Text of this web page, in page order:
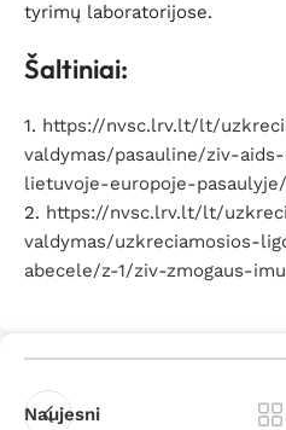
tyrimų laboratorijose.
Šaltiniai:
1. https://nvsc.lrv.lt/lt/
valdymas/pasauline/ziv-
lietuvoje-europoje-pasaulyje/
2. https://nvsc.lrv.lt/lt/
valdymas/uzkreciamosios-
abecele/z-1/ziv-zmogaus-
Naujesni